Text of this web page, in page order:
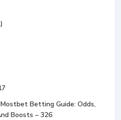
Betting Guide: Odds,
Boosts – 326